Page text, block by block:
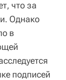
что за
Однако
в
подписей